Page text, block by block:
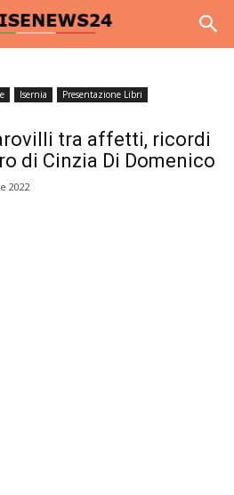
Isernia
Presentazione Libri
tra affetti, ricordi
di Cinzia Di Domenico
2022